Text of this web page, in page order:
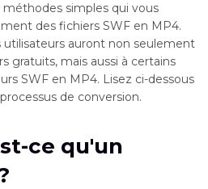
simples qui vous
des fichiers SWF en MP4.
utilisateurs auront non seulement
gratuits, mais aussi à certains
SWF en MP4. Lisez ci-dessous
de conversion.
ce qu'un